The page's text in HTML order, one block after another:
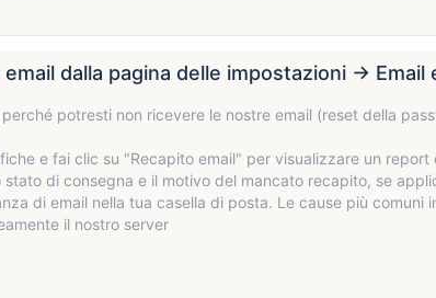
dalla pagina delle impostazioni → Email
potresti non ricevere le nostre email (reset della
e fai clic su "Recapito email" per visualizzare un
di consegna e il motivo del mancato recapito, se
di email nella tua casella di posta. Le cause più comuni
il nostro server